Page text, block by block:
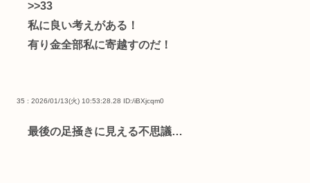
>>33
私に良い考えがある！
有り金全部私に寄越すのだ！
35 : 2026/01/13(火) 10:53:28.28 ID:/iBXjcqm0
最後の足掻きに見える不思議…